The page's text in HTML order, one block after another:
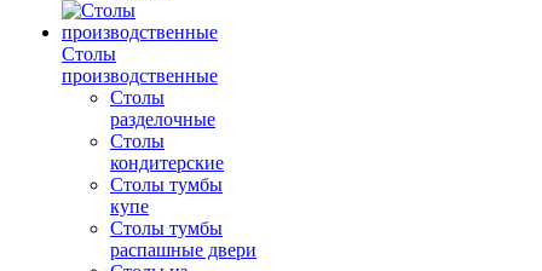
Столы
производственные
Столы
разделочные
Столы
кондитерские
Столы тумбы
купе
Столы тумбы
распашные двери